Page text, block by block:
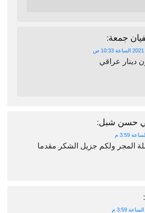
جمعة:
حسن شبل:
المجر ولكم جزيل الشكر مقدما
: